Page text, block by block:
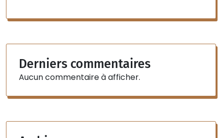
Derniers commentaires
Aucun commentaire à afficher.